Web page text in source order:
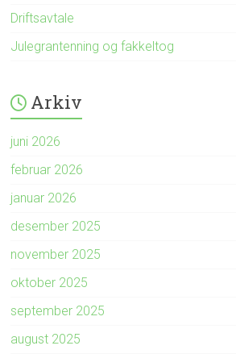
Driftsavtale
Julegrantenning og fakkeltog
Arkiv
juni 2026
februar 2026
januar 2026
desember 2025
november 2025
oktober 2025
september 2025
august 2025